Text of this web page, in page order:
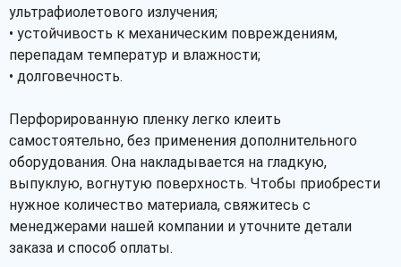
ультрафиолетового излучения;
• устойчивость к механическим повреждениям,
перепадам температур и влажности;
• долговечность.
Перфорированную пленку легко клеить
самостоятельно, без применения дополнительного
оборудования. Она накладывается на гладкую,
выпуклую, вогнутую поверхность. Чтобы приобрести
нужное количество материала, свяжитесь с
менеджерами нашей компании и уточните детали
заказа и способ оплаты.